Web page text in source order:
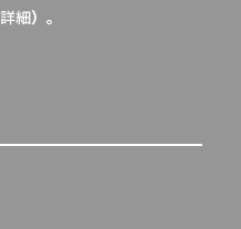
詳細）。